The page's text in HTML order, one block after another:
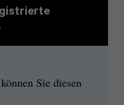
Sie diesen